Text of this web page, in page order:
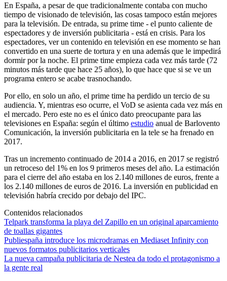
En España, a pesar de que tradicionalmente contaba con mucho
tiempo de visionado de televisión, las cosas tampoco están mejores
para la televisión. De entrada, su prime time - el punto caliente de
espectadores y de inversión publicitaria - está en crisis. Para los
espectadores, ver un contenido en televisión en ese momento se han
convertido en una suerte de tortura y en una además que le impedirá
dormir por la noche. El prime time empieza cada vez más tarde (72
minutos más tarde que hace 25 años), lo que hace que si se ve un
programa entero se acabe trasnochando.
Por ello, en solo un año, el prime time ha perdido un tercio de su
audiencia. Y, mientras eso ocurre, el VoD se asienta cada vez más en
el mercado. Pero este no es el único dato preocupante para las
televisiones en España: según el último estudio anual de Barlovento
Comunicación, la inversión publicitaria en la tele se ha frenado en
2017.
Tras un incremento continuado de 2014 a 2016, en 2017 se registró
un retroceso del 1% en los 9 primeros meses del año. La estimación
para el cierre del año estaba en los 2.140 millones de euros, frente a
los 2.140 millones de euros de 2016. La inversión en publicidad en
televisión habría crecido por debajo del IPC.
Contenidos relacionados
Telpark transforma la playa del Zapillo en un original aparcamiento
de toallas gigantes
Publiespaña introduce los microdramas en Mediaset Infinity con
nuevos formatos publicitarios verticales
La nueva campaña publicitaria de Nestea da todo el protagonismo a
la gente real